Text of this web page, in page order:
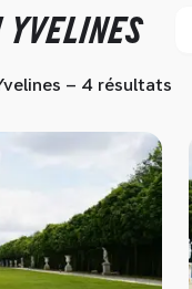
– 4 résultats